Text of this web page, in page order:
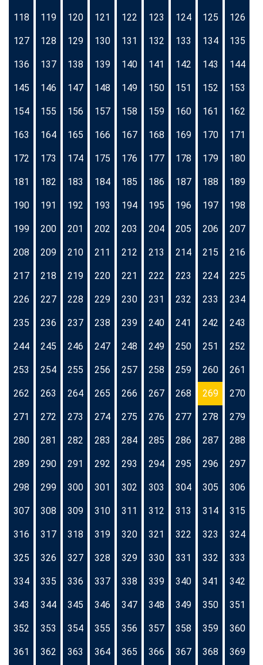
118 119 120 121 122 123 124 125 126
127 128 129 130 131 132 133 134 135
136 137 138 139 140 141 142 143 144
145 146 147 148 149 150 151 152 153
154 155 156 157 158 159 160 161 162
163 164 165 166 167 168 169 170 171
172 173 174 175 176 177 178 179 180
181 182 183 184 185 186 187 188 189
190 191 192 193 194 195 196 197 198
199 200 201 202 203 204 205 206 207
208 209 210 211 212 213 214 215 216
217 218 219 220 221 222 223 224 225
226 227 228 229 230 231 232 233 234
235 236 237 238 239 240 241 242 243
244 245 246 247 248 249 250 251 252
253 254 255 256 257 258 259 260 261
262 263 264 265 266 267 268 269 270
271 272 273 274 275 276 277 278 279
280 281 282 283 284 285 286 287 288
289 290 291 292 293 294 295 296 297
298 299 300 301 302 303 304 305 306
307 308 309 310 311 312 313 314 315
316 317 318 319 320 321 322 323 324
325 326 327 328 329 330 331 332 333
334 335 336 337 338 339 340 341 342
343 344 345 346 347 348 349 350 351
352 353 354 355 356 357 358 359 360
361 362 363 364 365 366 367 368 369